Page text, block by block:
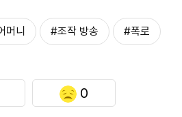
머니 #조작 방송 #폭로
0